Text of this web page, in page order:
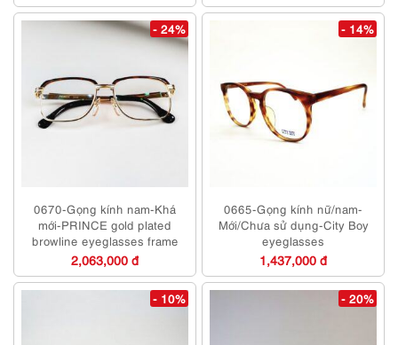
- 24%
0670-Gọng kính nam-Khá
mới-PRINCE gold plated
browline eyeglasses frame
2,063,000 đ
- 14%
0665-Gọng kính nữ/nam-
Mới/Chưa sử dụng-City Boy
eyeglasses
1,437,000 đ
- 10% - 20%